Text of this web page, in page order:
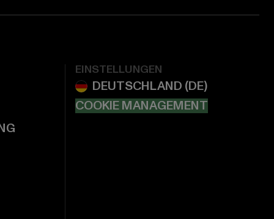
EINSTELLUNGEN
COOKIE MANAGEMENT